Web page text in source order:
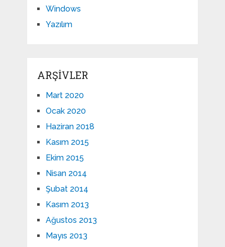
Windows
Yazılım
ARŞIVLER
Mart 2020
Ocak 2020
Haziran 2018
Kasım 2015
Ekim 2015
Nisan 2014
Şubat 2014
Kasım 2013
Ağustos 2013
Mayıs 2013